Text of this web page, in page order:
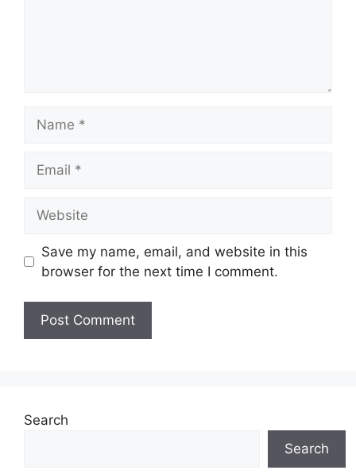
Save my name, email, and website in this
browser for the next time I comment.
Search
Search